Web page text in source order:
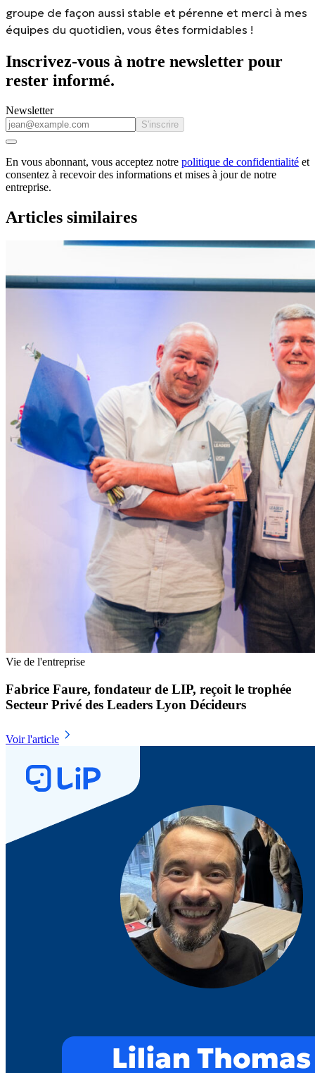
groupe de façon aussi stable et pérenne et merci à mes
équipes du quotidien, vous êtes formidables !
Inscrivez-vous à notre newsletter pour
rester informé.
Newsletter
S'inscrire
En vous abonnant, vous acceptez notre politique de confidentialité et
consentez à recevoir des informations et mises à jour de notre
entreprise.
Articles similaires
Vie de l'entreprise
Fabrice Faure, fondateur de LIP, reçoit le trophée
Secteur Privé des Leaders Lyon Décideurs
Voir l'article